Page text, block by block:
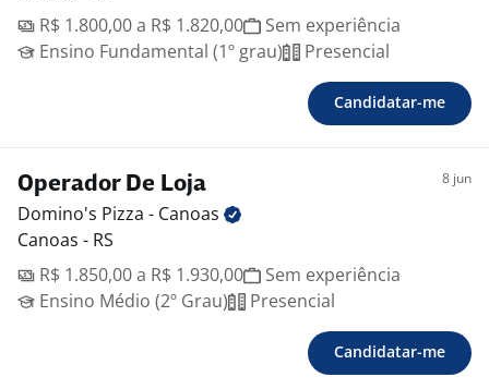
R$ 1.800,00 a R$ 1.820,00
Sem experiência
Ensino Fundamental (1º grau)
Presencial
Candidatar-me
Operador De Loja 8 jun
Domino's Pizza - Canoas
Canoas - RS
R$ 1.850,00 a R$ 1.930,00
Sem experiência
Ensino Médio (2º Grau)
Presencial
Candidatar-me